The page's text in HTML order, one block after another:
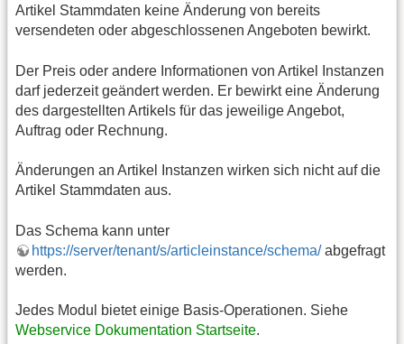
Artikel Stammdaten keine Änderung von bereits
versendeten oder abgeschlossenen Angeboten bewirkt.
Der Preis oder andere Informationen von Artikel Instanzen
darf jederzeit geändert werden. Er bewirkt eine Änderung
des dargestellten Artikels für das jeweilige Angebot,
Auftrag oder Rechnung.
Änderungen an Artikel Instanzen wirken sich nicht auf die
Artikel Stammdaten aus.
Das Schema kann unter
https://server/tenant/s/articleinstance/schema/abgefragt
werden.
Jedes Modul bietet einige Basis-Operationen. Siehe
Webservice Dokumentation Startseite.